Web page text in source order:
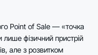
Point of Sale — «точка
фізичний пристрій
але з розвитком